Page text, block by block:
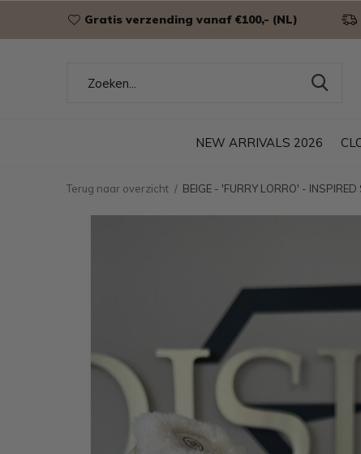
NEW ARRIVALS 2026
Gratis verzending vanaf €100,- (NL)
Terug naar overzicht BEIGE - 'FURRY LORRO' - INSPIRED